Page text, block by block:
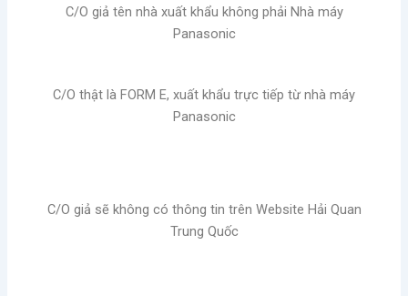
C/O giả tên nhà xuất khẩu không phải Nhà máy
Panasonic
C/O thật là FORM E, xuất khẩu trực tiếp từ nhà máy
Panasonic
C/O giả sẽ không có thông tin trên Website Hải Quan
Trung Quốc